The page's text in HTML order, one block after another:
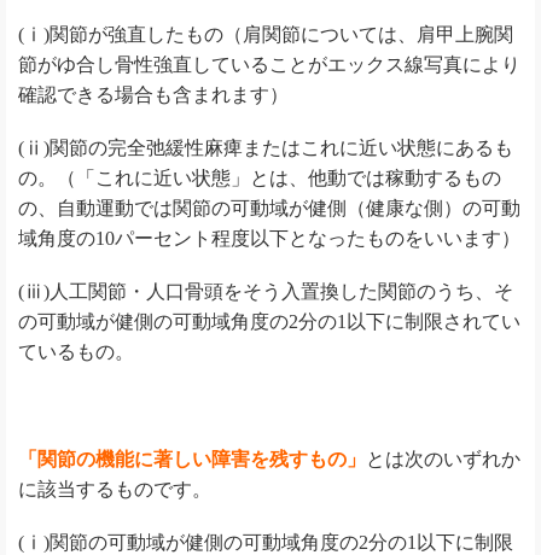
(ⅰ)関節が強直したもの（肩関節については、肩甲上腕関
節がゆ合し骨性強直していることがエックス線写真により
確認できる場合も含まれます）
(ⅱ)関節の完全弛緩性麻痺またはこれに近い状態にあるも
の。（「これに近い状態」とは、他動では稼動するもの
の、自動運動では関節の可動域が健側（健康な側）の可動
域角度の10パーセント程度以下となったものをいいます）
(ⅲ)人工関節・人口骨頭をそう入置換した関節のうち、そ
の可動域が健側の可動域角度の2分の1以下に制限されてい
ているもの。
「関節の機能に著しい障害を残すもの」 とは次のいずれか
に該当するものです。
(ⅰ)関節の可動域が健側の可動域角度の2分の1以下に制限